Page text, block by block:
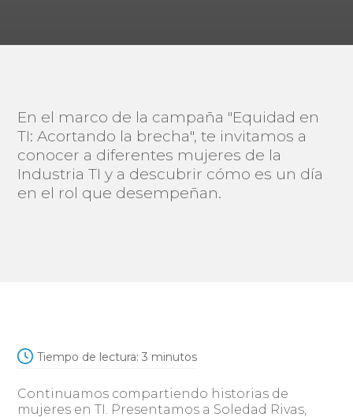
En el marco de la campaña "Equidad en
TI: Acortando la brecha", te invitamos a
conocer a diferentes mujeres de la
Industria TI y a descubrir cómo es un día
en el rol que desempeñan.
Tiempo de lectura: 3 minutos
Continuamos compartiendo historias de
mujeres en TI. Presentamos a Soledad Rivas,